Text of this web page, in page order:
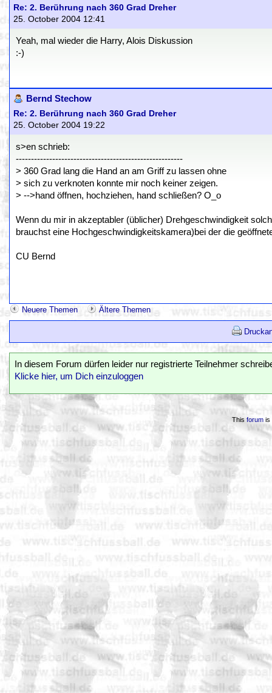
Re: 2. Berührung nach 360 Grad Dreher
25. October 2004 12:41
Yeah, mal wieder die Harry, Alois Diskussion
:-)
Bernd Stechow
Re: 2. Berührung nach 360 Grad Dreher
25. October 2004 19:22
s>en schrieb:
-------------------------------------------------------
> 360 Grad lang die Hand an am Griff zu lassen ohne
> sich zu verknoten konnte mir noch keiner zeigen.
> -->hand öffnen, hochziehen, hand schließen? O_o
Wenn du mir in akzeptabler (üblicher) Drehgeschwindigkeit
brauchst eine Hochgeschwindigkeitskamera)bei der die
CU Bernd
Neuere Themen Ältere Themen
In diesem Forum dürfen leider nur registrierte Teilnehmer
Klicke hier, um Dich einzuloggen
This forumis